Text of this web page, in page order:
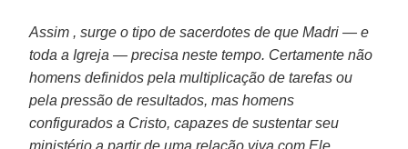
Assim , surge o tipo de sacerdotes de que Madri — e
toda a Igreja — precisa neste tempo. Certamente não
homens definidos pela multiplicação de tarefas ou
pela pressão de resultados, mas homens
configurados a Cristo, capazes de sustentar seu
ministério a partir de uma relação viva com Ele,